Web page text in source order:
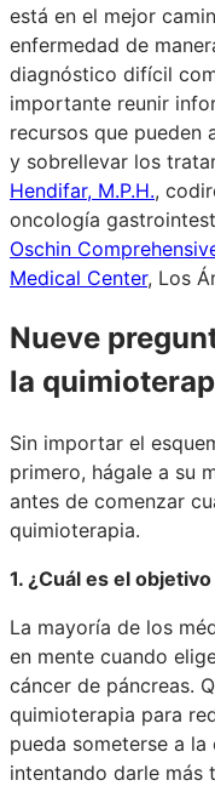
está en el mejor
enfermedad de
diagnóstico difícil
importante reunir
recursos que pueden
y sobrellevar los
Hendifar, M.P.H.,
oncología
Oschin
Medical Center, Los
Nueve
la
Sin importar el
primero, hágale a su
antes de comenzar
quimioterapia.
1. ¿Cuál es el
La mayoría de los
en mente cuando
cáncer de páncreas.
quimioterapia para
pueda someterse a
intentando darle más